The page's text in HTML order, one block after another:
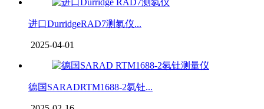
进口DurridgeRAD7测氡仪...
2025-04-01
德国SARADRTM1688-2氡钍...